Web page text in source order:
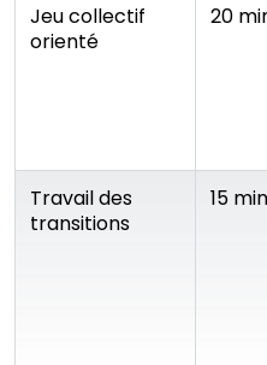
Jeu collectif
orienté
20
Travail des
transitions
15 min